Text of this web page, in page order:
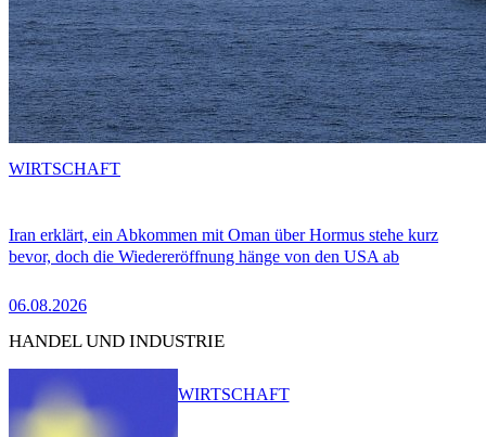
Iran erklärt, ein Abkommen mit Oman über Hormus stehe kurz
bevor, doch die Wiedereröffnung hänge von den USA ab
06.08.2026
WIRTSCHAFT
HANDEL UND INDUSTRIE
WIRTSCHAFT